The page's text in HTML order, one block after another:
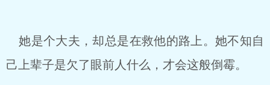
她是个大夫，却总是在救他的路上。她不知自
己上辈子是欠了眼前人什么，才会这般倒霉。